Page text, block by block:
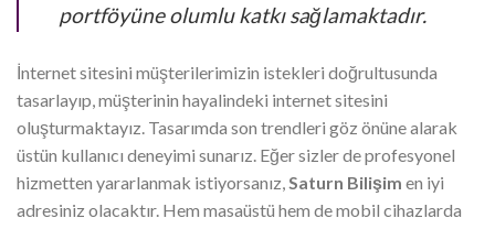
portföyüne olumlu katkı sağlamaktadır.
İnternet sitesini müşterilerimizin istekleri doğrultusunda
tasarlayıp, müşterinin hayalindeki internet sitesini
oluşturmaktayız. Tasarımda son trendleri göz önüne alarak
üstün kullanıcı deneyimi sunarız. Eğer sizler de profesyonel
hizmetten yararlanmak istiyorsanız,Saturn Bilişim en iyi
adresiniz olacaktır. Hem masaüstü hem de mobil cihazlarda